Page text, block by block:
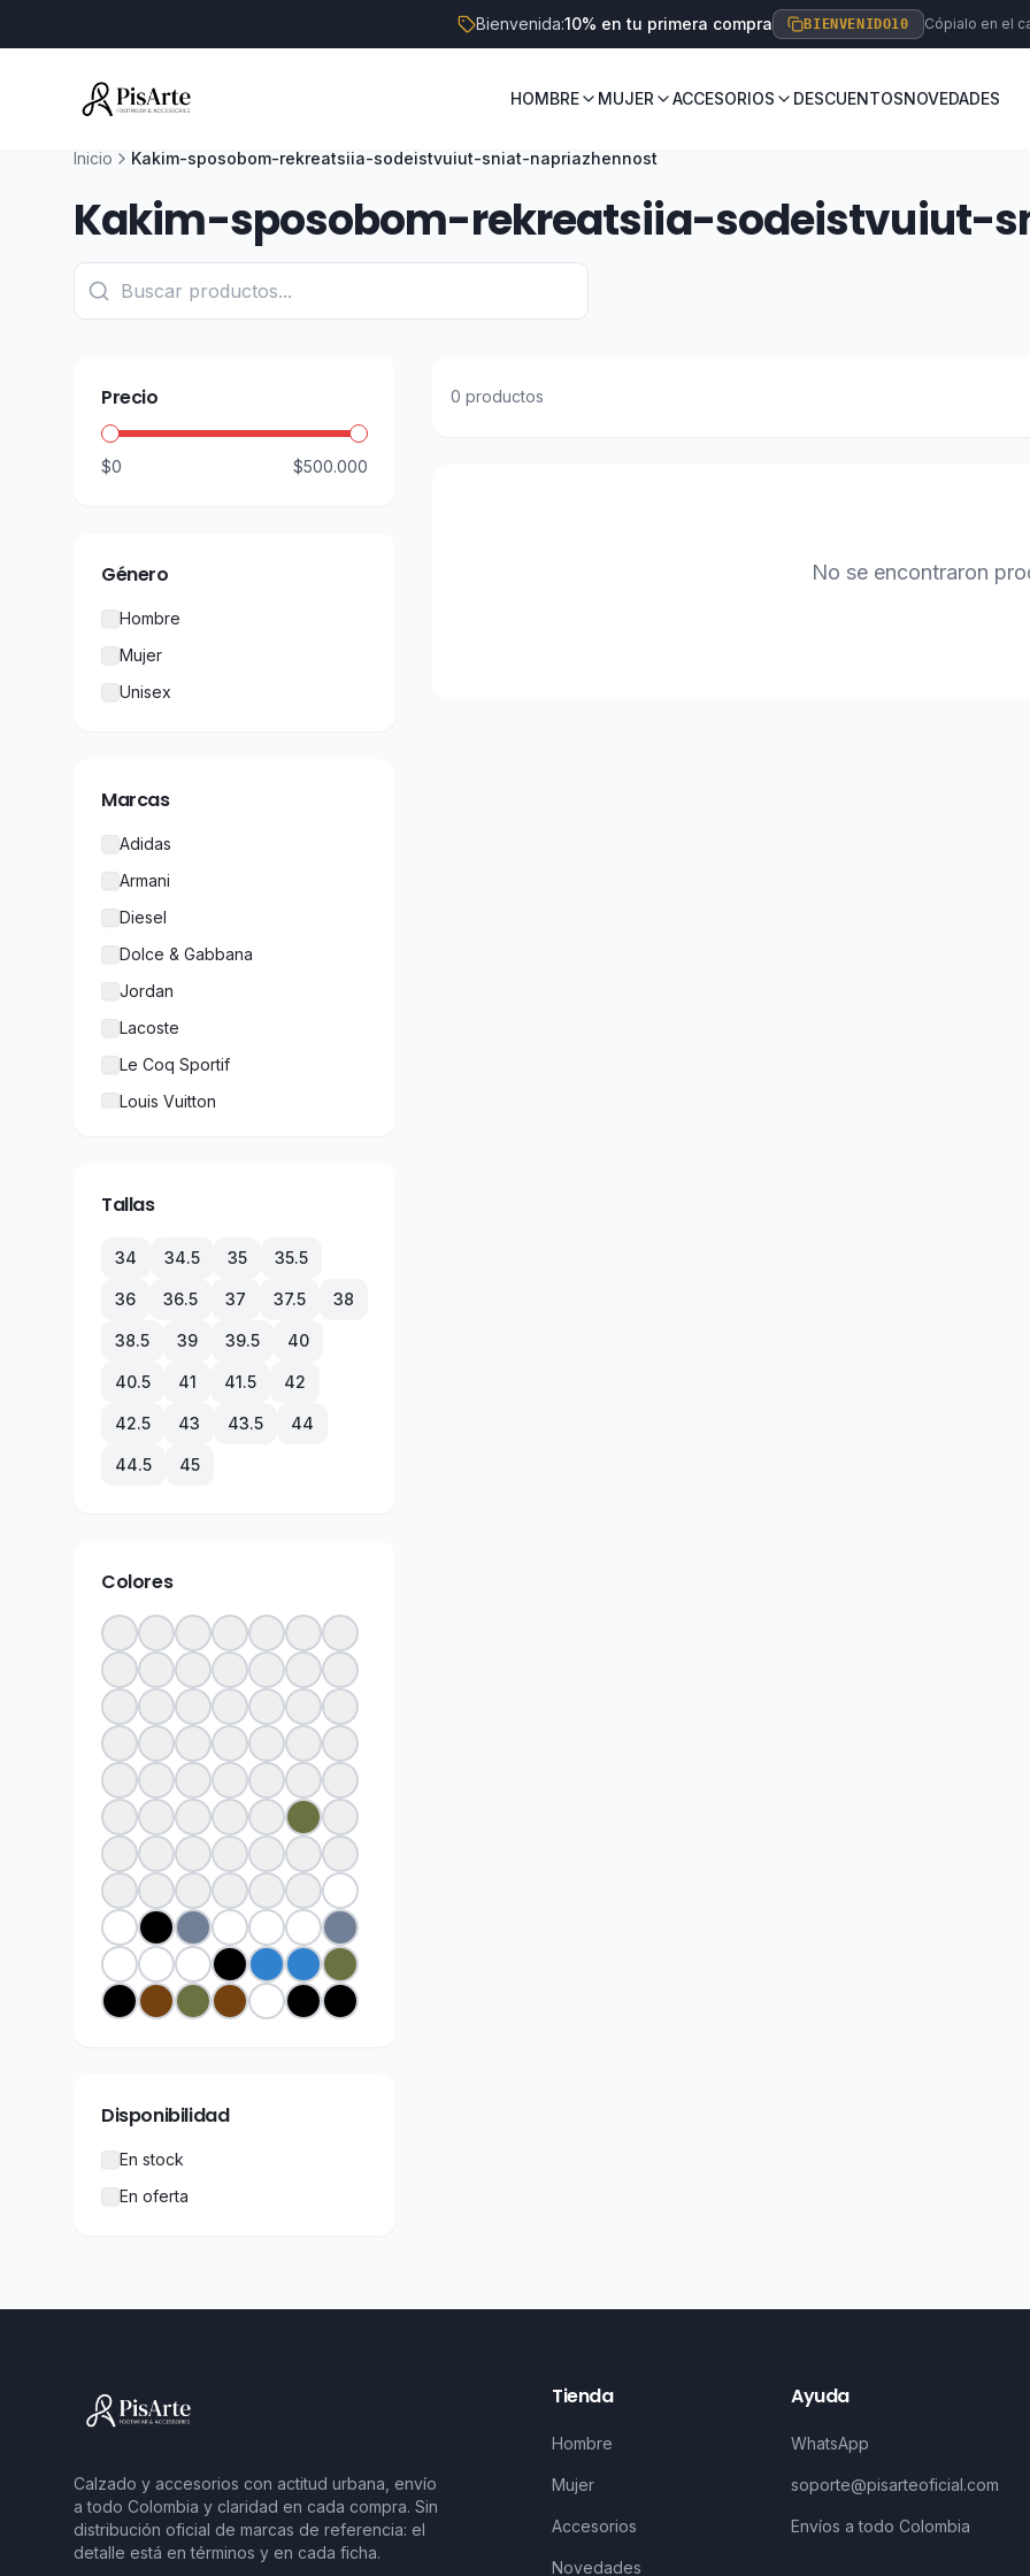
Bienvenida:10% en tu primera compra BIENVENIDO10 Cópialo en el
HOMBRE MUJER ACCESORIOS DESCUENTOSNOVEDADES
Inicio Kakim-sposobom-rekreatsiia-sodeistvuiut-sniat-napriazhennost
Kakim-sposobom-rekreatsiia-sodeistvuiut-
Precio
$0 $500.000
Género
Hombre
Mujer
Unisex
Marcas
Adidas
Armani
Diesel
Dolce & Gabbana
Jordan
Lacoste
Le Coq Sportif
Louis Vuitton
Puma
Rolex
Tallas
34 34.5 35 35.5
36 36.5 37 37.5 38
38.5 39 39.5 40
40.5 41 41.5 42
42.5 43 43.5 44
44.5 45
Colores
Disponibilidad
En stock
En oferta
0 productos
No se encontraron
Calzado y accesorios con actitud urbana, envío
a todo Colombia y claridad en cada compra. Sin
distribución oficial de marcas de referencia: el
detalle está en términos y en cada ficha.
Tienda
Hombre
Mujer
Accesorios
Novedades
Ayuda
WhatsApp
soporte@pisarteoficial.com
Envíos a todo Colombia